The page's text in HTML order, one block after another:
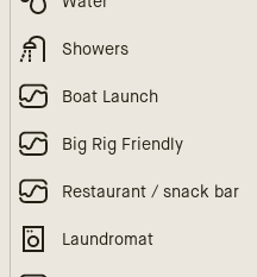
Showers
Boat Launch
Big Rig Friendly
Restaurant / snack bar
Laundromat